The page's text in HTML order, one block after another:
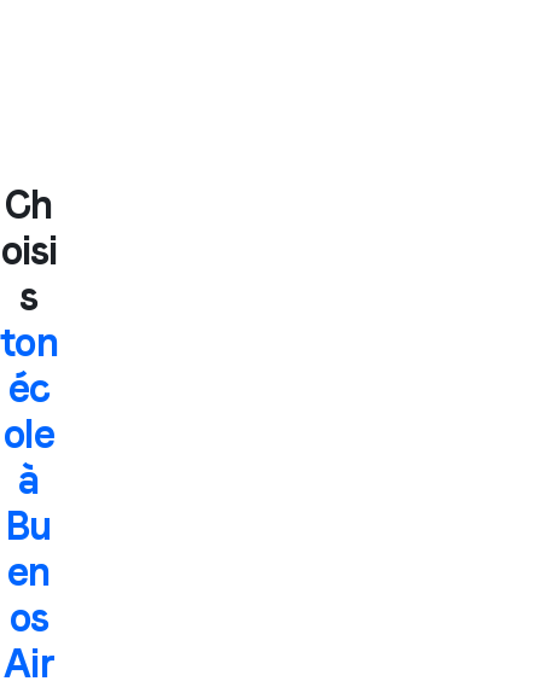
Ch
oisi
s
ton
éc
ole
à
Bu
en
os
Air